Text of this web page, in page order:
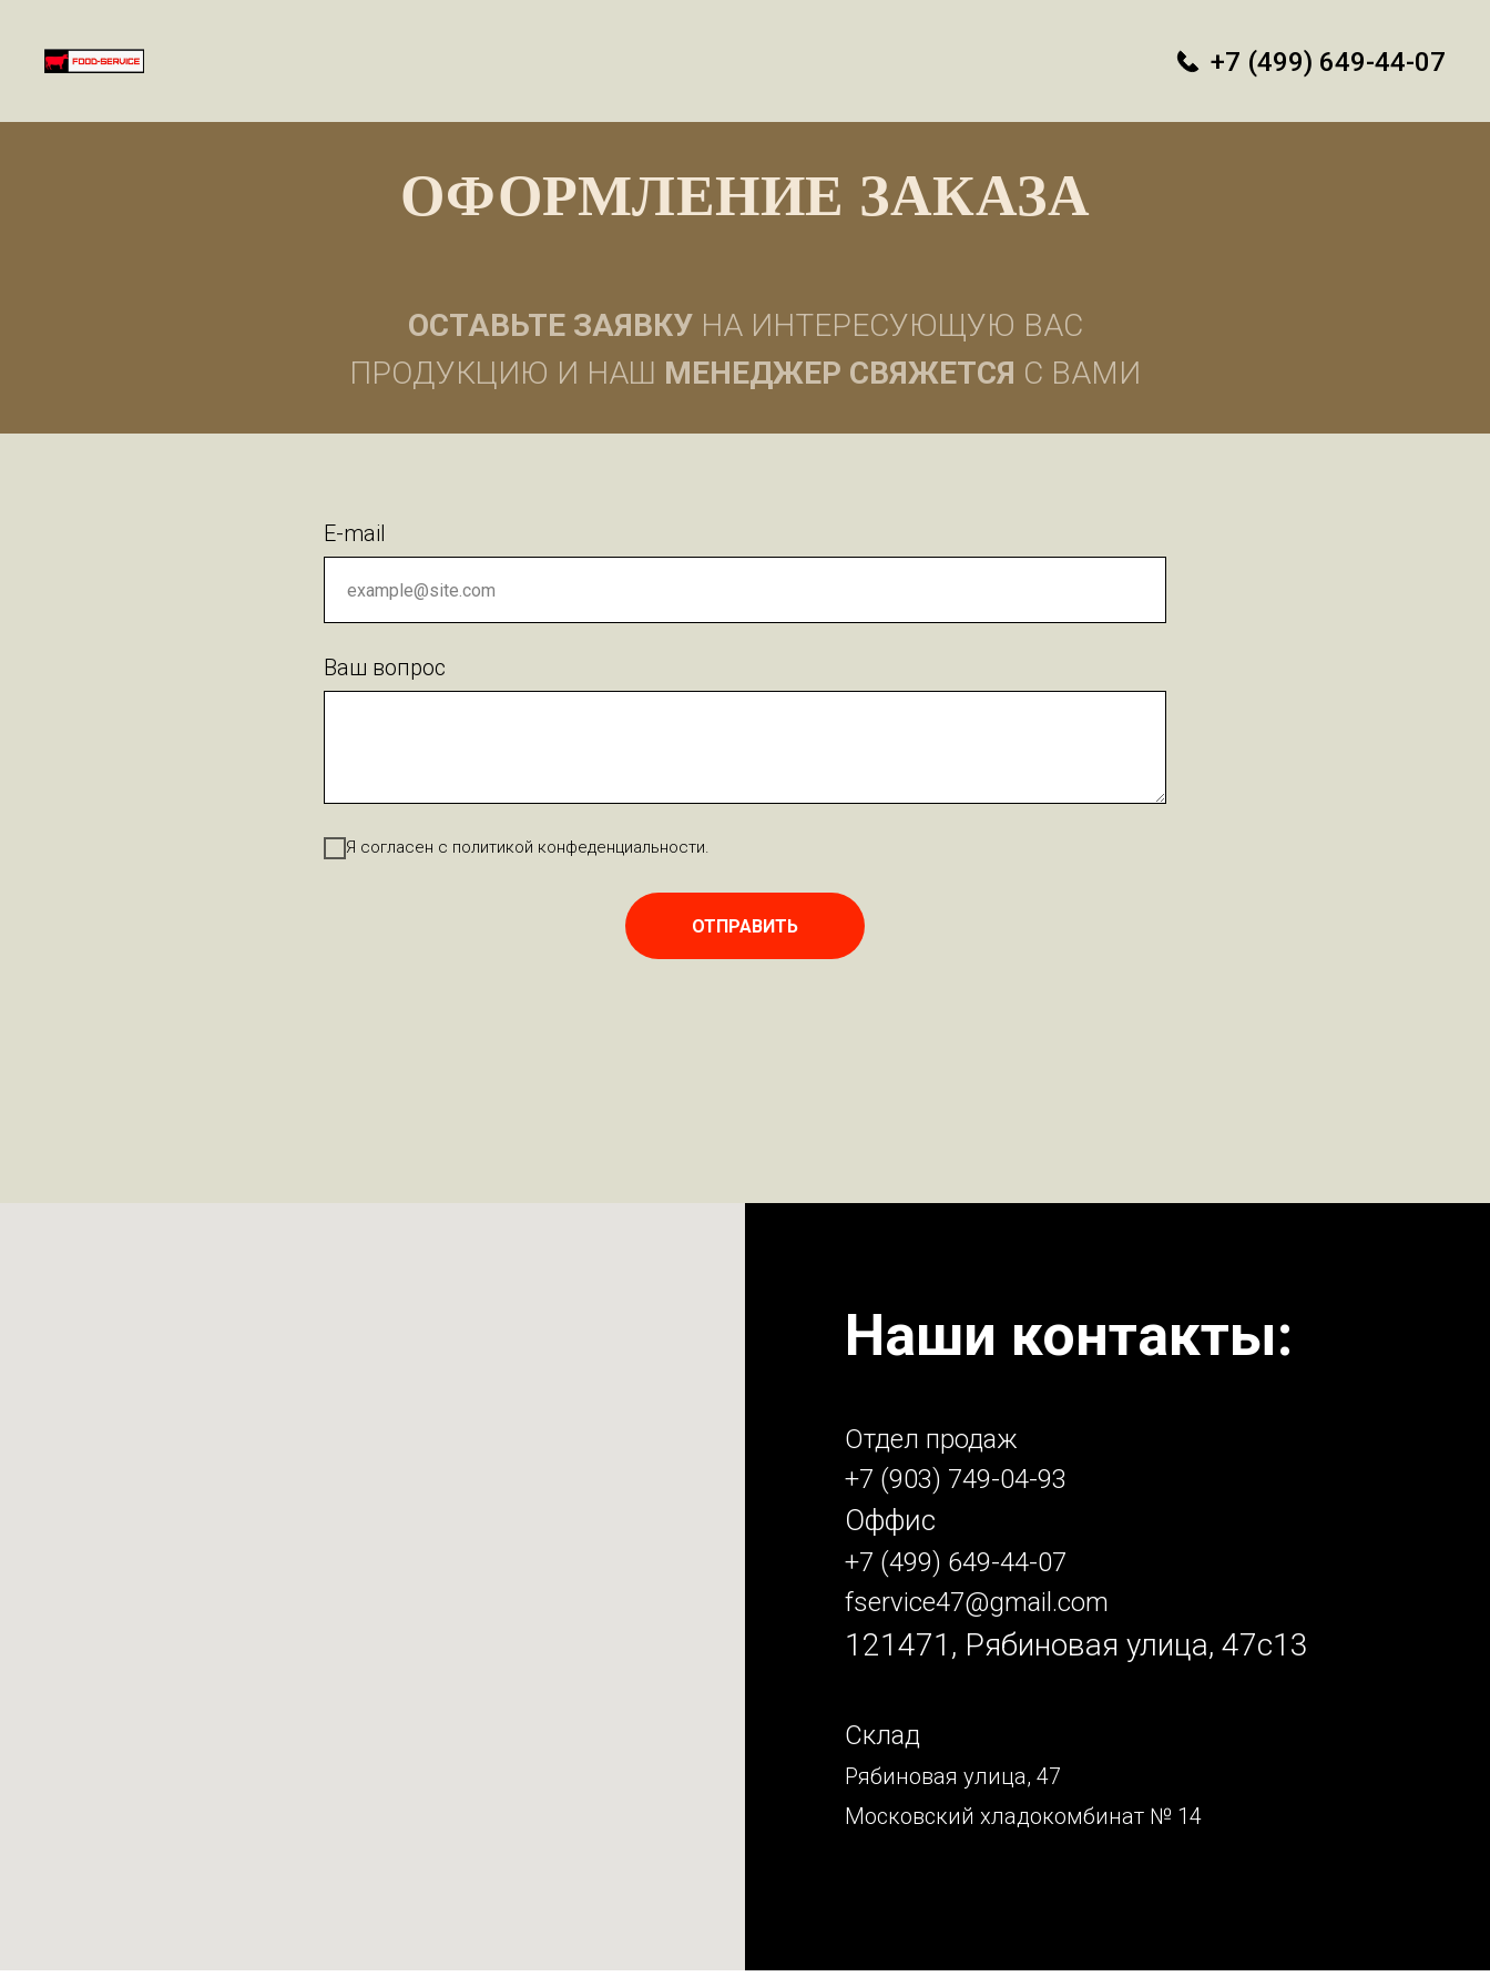
+7 (499) 649-44-07
ОФОРМЛЕНИЕ ЗАКАЗА
ОСТАВЬТЕ ЗАЯВКУНА ИНТЕРЕСУЮЩУЮ ВАС
ПРОДУКЦИЮ И НАШ МЕНЕДЖЕР СВЯЖЕТСЯ С ВАМИ
E-mail
Ваш вопрос
Я согласен с политикой конфеденциальности.
ОТПРАВИТЬ
Наши контакты:
Отдел продаж
+7 (903) 749-04-93
Оффис
+7 (499) 649-44-07
fservice47@gmail.com
121471, Рябиновая улица, 47с13
Склад
Рябиновая улица, 47
Московский хладокомбинат № 14